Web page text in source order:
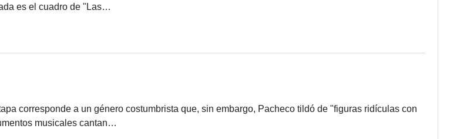
es el cuadro de "Las…
corresponde a un género costumbrista que, sin embargo, Pacheco tildó de "figuras ridículas con
musicales cantan…